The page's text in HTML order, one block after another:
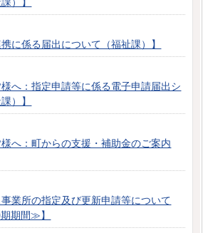
に係る届出について（福祉課）】
様へ：指定申請等に係る電子申請届出シ
）】
様へ：町からの支援・補助金のご案内
事業所の指定及び更新申請等について
期間≫】